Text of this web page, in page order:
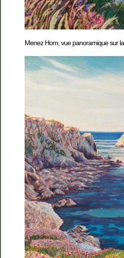
Menez Hom, vue panoramique sur